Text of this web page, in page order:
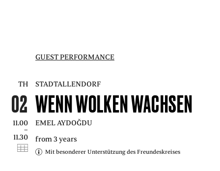
GUEST PERFORMANCE
TH
02
11.00
–
11.30
STADTALLENDORF
WENN WOLKEN WACHSEN
EMEL AYDOĞDU
from 3 years
Mit besonderer Unterstützung des Freundeskreises